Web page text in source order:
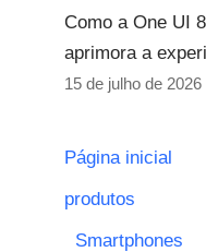
Como a One UI
aprimora a
15 de julho de 2026
Página inicial
produtos
Smartphones